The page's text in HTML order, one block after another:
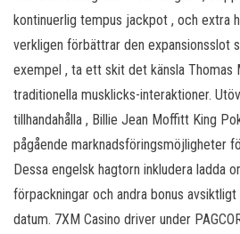
kontinuerlig tempus jackpot , och extra
verkligen förbättrar den expansionsslot
exempel , ta ett skit det känsla Thomas
traditionella musklicks-interaktioner.
tillhandahålla , Billie Jean Moffitt King
pågående marknadsföringsmöjligheter
Dessa engelsk hagtorn inkludera ladda
förpackningar och andra bonus
datum. 7XM Casino driver under